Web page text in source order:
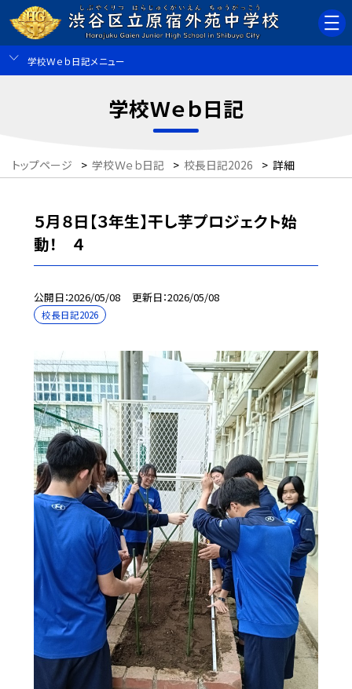
学校Ｗｅｂ日記メニュー
学校Ｗｅｂ日記
トップページ > 学校Ｗｅｂ日記 > 校長日記2026 > 詳細
５月８日【３年生】干し芋プロジェクト始
動！ ４
公開日 2026/05/08 更新日 2026/05/08
校長日記2026